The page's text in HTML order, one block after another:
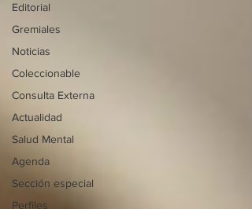
Editorial
Gremiales
Noticias
Coleccionable
Consulta Externa
Actualidad
Salud Mental
Agenda
Sección especial
Perfiles